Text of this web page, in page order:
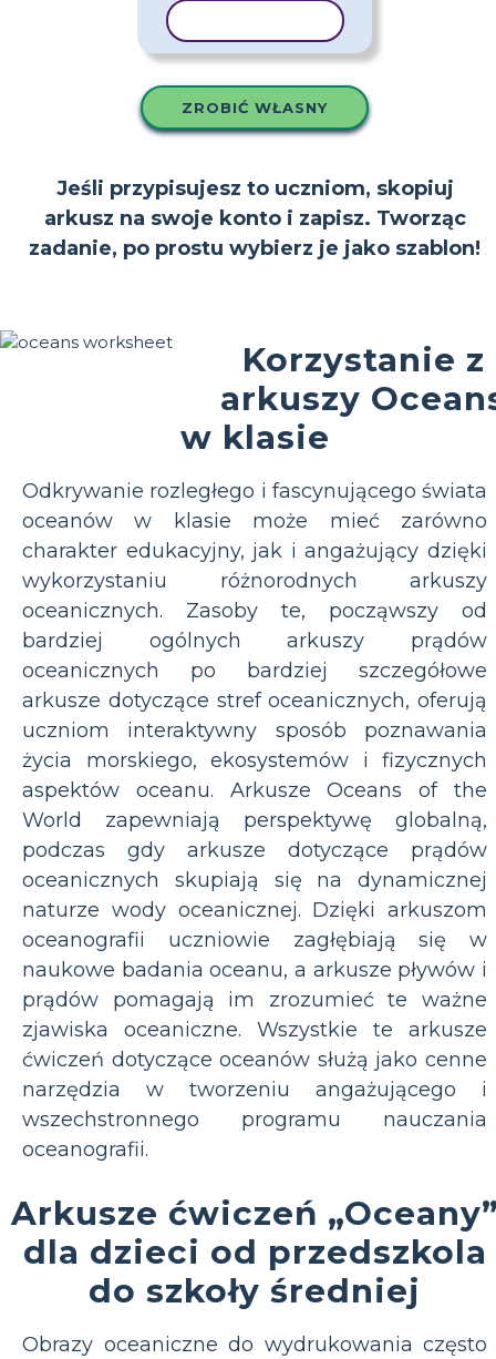
ZROBIĆ WŁASNY
Jeśli przypisujesz to uczniom, skopiuj
arkusz na swoje konto i zapisz. Tworząc
zadanie, po prostu wybierz je jako szablon!
Korzystanie z
arkuszy
w klasie
Odkrywanie rozległego i fascynującego świata
oceanów w klasie może mieć zarówno
charakter edukacyjny, jak i angażujący dzięki
wykorzystaniu różnorodnych arkuszy
oceanicznych. Zasoby te, począwszy od
bardziej ogólnych arkuszy prądów
oceanicznych po bardziej szczegółowe
arkusze dotyczące stref oceanicznych, oferują
uczniom interaktywny sposób poznawania
życia morskiego, ekosystemów i fizycznych
aspektów oceanu. Arkusze Oceans of the
World zapewniają perspektywę globalną,
podczas gdy arkusze dotyczące prądów
oceanicznych skupiają się na dynamicznej
naturze wody oceanicznej. Dzięki arkuszom
oceanografii uczniowie zagłębiają się w
naukowe badania oceanu, a arkusze pływów i
prądów pomagają im zrozumieć te ważne
zjawiska oceaniczne. Wszystkie te arkusze
ćwiczeń dotyczące oceanów służą jako cenne
narzędzia w tworzeniu angażującego i
wszechstronnego programu nauczania
oceanografii.
Arkusze ćwiczeń
dla dzieci od przedszkola
do szkoły średniej
Obrazy oceaniczne do wydrukowania często